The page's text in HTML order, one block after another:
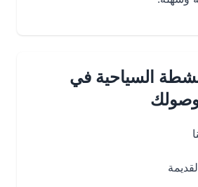
السياحية في